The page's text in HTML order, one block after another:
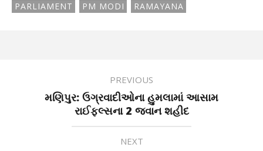
PARLIAMENT
PM MODI RAMAYANA
PREVIOUS
મણિપુર: ઉગ્રવાદીઓના હુમલામાં આસામ
રાઈફલ્સના 2 જવાન શહીદ
NEXT